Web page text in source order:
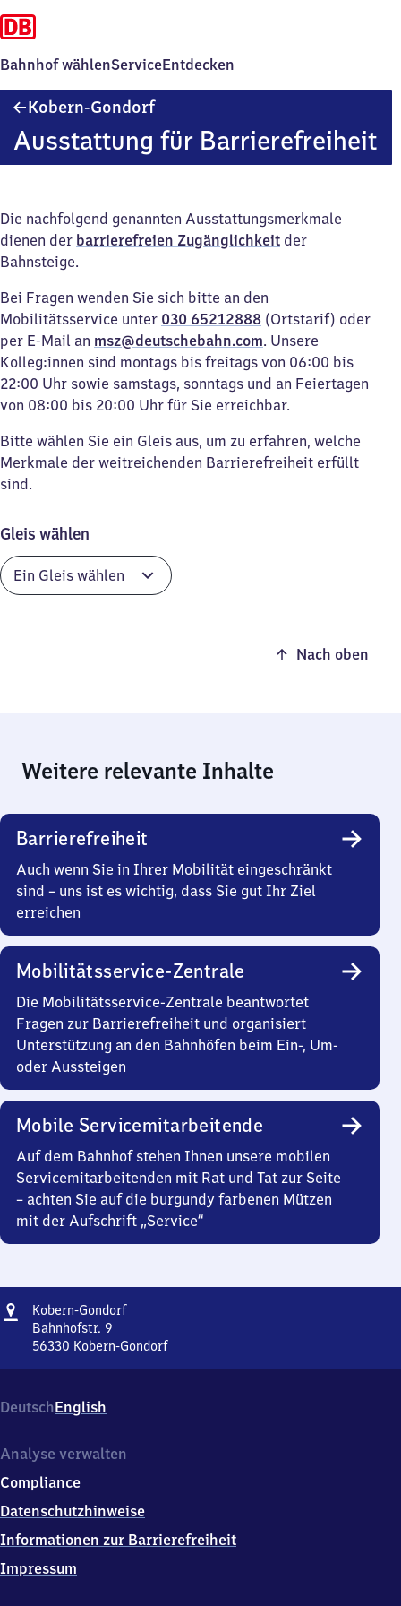
Bahnhof wählenServiceEntdecken
Kobern-GondorfKobern-
Ausstattung für Barrierefreiheit
Die nachfolgend genannten Ausstattungsmerkmale
dienen der barrierefreien Zugänglichkeit der
Bahnsteige.
Bei Fragen wenden Sie sich bitte an den
Mobilitätsservice unter 030 65212888 (Ortstarif) oder
per E-Mail an msz@deutschebahn.com. Unsere
Kolleg:innen sind montags bis freitags von 06:00 bis
22:00 Uhr sowie samstags, sonntags und an Feiertagen
von 08:00 bis 20:00 Uhr für Sie erreichbar.
Bitte wählen Sie ein Gleis aus, um zu erfahren, welche
Merkmale der weitreichenden Barrierefreiheit erfüllt
sind.
Gleis wählen
Nach oben
Weitere relevante Inhalte
Barrierefreiheit
Auch wenn Sie in Ihrer Mobilität eingeschränkt
sind – uns ist es wichtig, dass Sie gut Ihr Ziel
erreichen
Mobilitätsservice-Zentrale
Die Mobilitätsservice-Zentrale beantwortet
Fragen zur Barrierefreiheit und organisiert
Unterstützung an den Bahnhöfen beim Ein-, Um-
oder Aussteigen
Mobile Servicemitarbeitende
Auf dem Bahnhof stehen Ihnen unsere mobilen
Servicemitarbeitenden mit Rat und Tat zur Seite
– achten Sie auf die burgundy farbenen Mützen
mit der Aufschrift „Service“
Adresse
Kobern-GondorfKobern-
Bahnhofstr. 9
56330 Kobern-Gondorf
Bahnhofstr.
9,
6
3
0
Gondorf
DeutschEnglish
Analyse verwalten
Compliance
Datenschutzhinweise
Informationen zur Barrierefreiheit
Impressum